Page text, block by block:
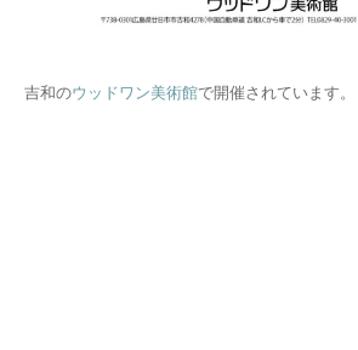
吉和のウッドワン美術館で開催されています。